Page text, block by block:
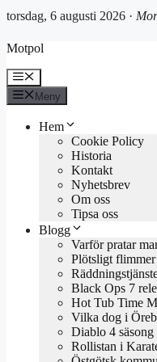
torsdag, 6 augusti 2026 ·
till
Motpol
Meny
Meny
Hem
Cookie Policy
Historia
Kontakt
Nyhetsbrev
Om oss
Tipsa oss
Blogg
Varför pratar
Plötsligt flimmer
Black Ops 7
Hot Tub Time
Vilka dog i
Diablo 4
Rollistan i